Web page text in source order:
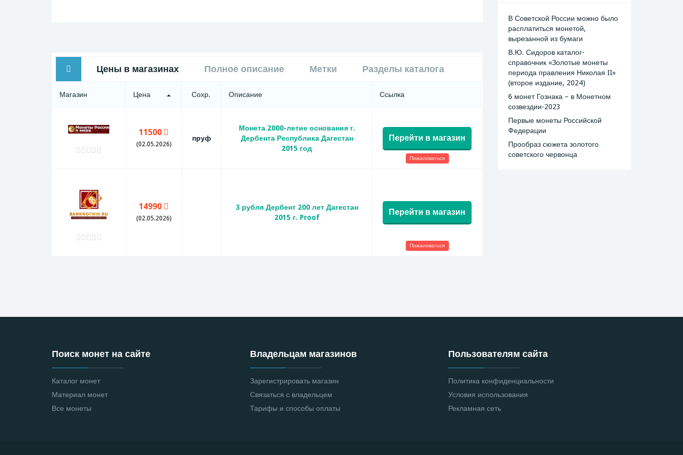
Цены в магазинах Полное описание Метки Разделы каталога
Магазин Цена Сохр. Описание Ссылка
11500
(02.05.2026)
пруф
Монета 2000-летие основания г.
Дербента Республика Дагестан
2015 год
Перейти в магазин
Пожаловаться
14990
(02.05.2026)
3 рубля Дербент 200 лет Дагестан
2015 г. Proof
Перейти в магазин
Пожаловаться
В Советской России можно было
расплатиться монетой,
вырезанной из бумаги
В.Ю. Сидоров каталог-
справочник «Золотые монеты
периода правления Николая II»
(второе издание, 2024)
6 монет Гознака – в Монетном
созвездии-2023
Первые монеты Российской
Федерации
Прообраз сюжета золотого
советского червонца
Поиск монет на сайте
Каталог монет
Материал монет
Все монеты
Владельцам магазинов
Зарегистрировать магазин
Связаться с владельцем
Тарифы и способы оплаты
Пользователям сайта
Политика конфиденциальности
Условия использования
Рекламная сеть